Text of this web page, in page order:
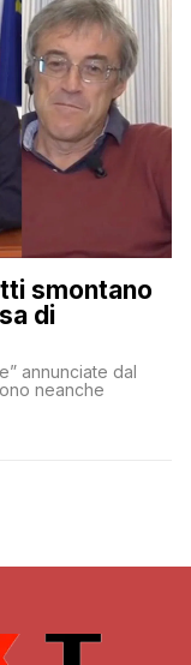
smontano
di
annunciate dal
neanche